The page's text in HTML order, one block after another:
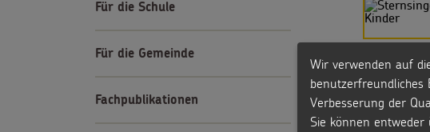
Für die Schule
Für die Gemeinde
Fachpublikationen
Kinder
Wir verwenden auf
benutzerfreundliches
Verbesserung der
Sie können entweder